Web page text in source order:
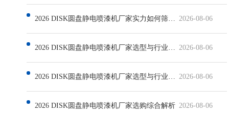
2026-08-06
2026-08-06
2026-08-06
2026 DISK圆盘静电喷漆机厂家选购综合解析 2026-08-06